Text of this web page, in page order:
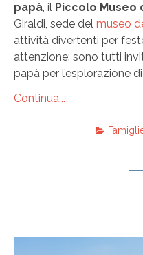
papà, il Piccolo Museo
Giraldi, sede del museo
attività divertenti per
attenzione: sono tutti
papà per l’esplorazione di
Continua...